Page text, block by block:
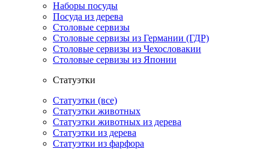
Наборы посуды
Посуда из дерева
Столовые сервизы
Столовые сервизы из Германии (ГДР)
Столовые сервизы из Чехословакии
Столовые сервизы из Японии
Статуэтки
Статуэтки (все)
Статуэтки животных
Статуэтки животных из дерева
Статуэтки из дерева
Статуэтки из фарфора